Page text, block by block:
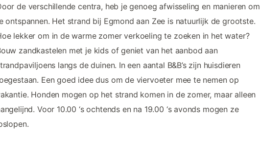
de verschillende centra, heb je genoeg afwisseling en manieren om
ontspannen. Het strand bij Egmond aan Zee is natuurlijk de grootste.
lekker om in de warme zomer verkoeling te zoeken in het water?
zandkastelen met je kids of geniet van het aanbod aan
langs de duinen. In een aantal B&B’s zijn huisdieren
Een goed idee dus om de viervoeter mee te nemen op
Honden mogen op het strand komen in de zomer, maar alleen
Voor 10.00 ‘s ochtends en na 19.00 ‘s avonds mogen ze